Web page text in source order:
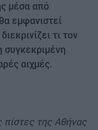
μέσα από
εμφανιστεί
τι τον
συγκεκριμένη
αιχμές.
της Αθήνας